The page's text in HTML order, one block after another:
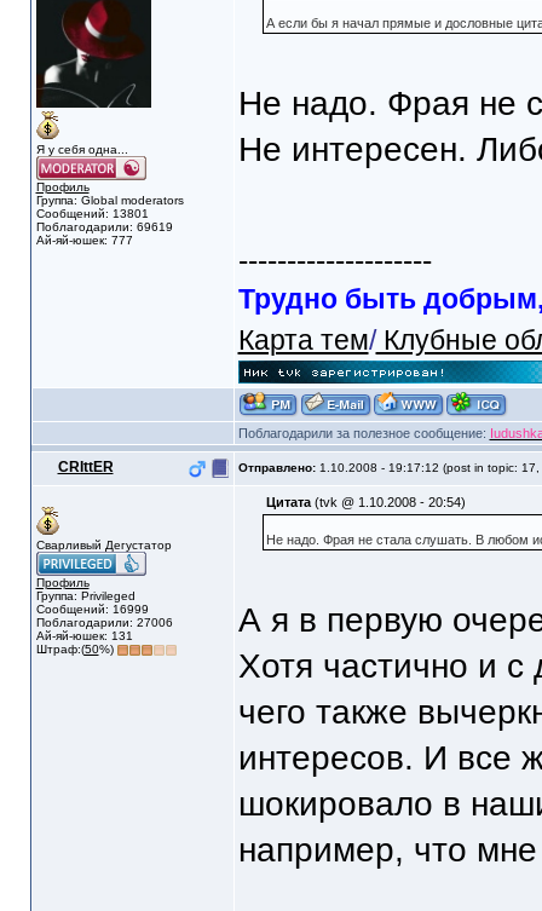
Я у себя одна...
Профиль
Группа: Global moderators
Сообщений: 13801
Поблагодарили: 69619
Ай-яй-юшек: 777
А если бы я начал прямые и дословные
Не надо. Фрая не
Не интересен.
--------------------
Трудно быть добрым,
Карта тем/Клубные
Поблагодарили за полезное сообщение:
CRIttER Отправлено: 1.10.2008 - 19:17:12 (post in topic: 17,
Сварливый Дегустатор
Профиль
Группа: Privileged
Сообщений: 16999
Поблагодарили: 27006
Ай-яй-юшек: 131
Штраф:(50%)
Цитата(tvk @ 1.10.2008 - 20:54)
Не надо. Фрая не стала слушать. В любом
А я в первую
Хотя частично и с
чего также
интересов. И все
шокировало в
например, что